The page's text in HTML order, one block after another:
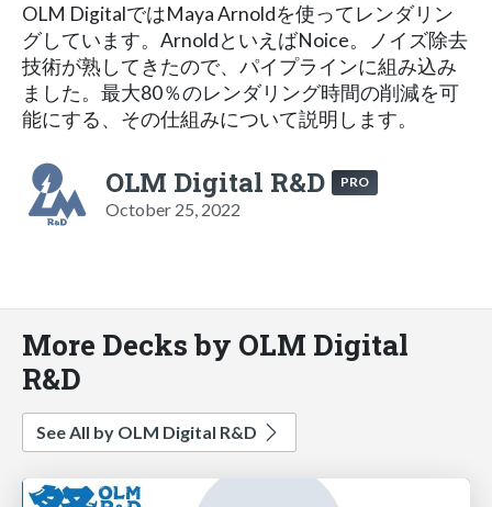
OLM DigitalではMaya Arnoldを使ってレンダリン
グしています。ArnoldといえばNoice。ノイズ除去
技術が熟してきたので、パイプラインに組み込み
ました。最大80％のレンダリング時間の削減を可
能にする、その仕組みについて説明します。
OLM Digital R&D PRO
October 25, 2022
More Decks by OLM Digital
R&D
See All by OLM Digital R&D